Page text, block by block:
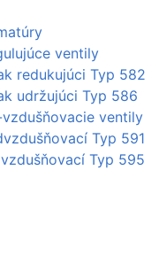
ventily
redukujúci Typ 582
udržujúci Typ 586
ventily
Typ 591
Typ 595